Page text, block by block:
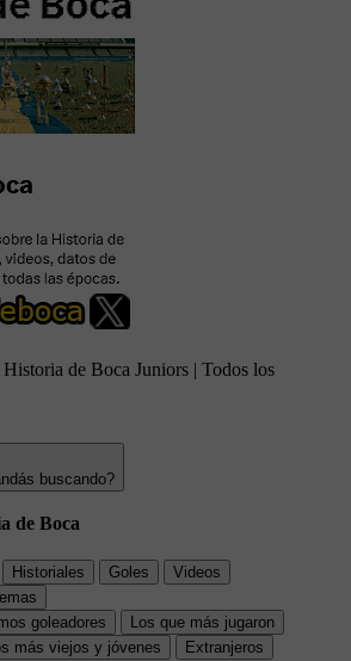
de Boca Juniors | Todos los
buscando?
de Boca
Historiales Goles
Videos
goleadores
Los que más jugaron
más viejos y jóvenes
Extranjeros